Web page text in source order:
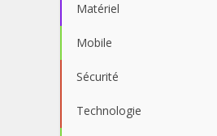
Matériel
Mobile
Sécurité
Technologie